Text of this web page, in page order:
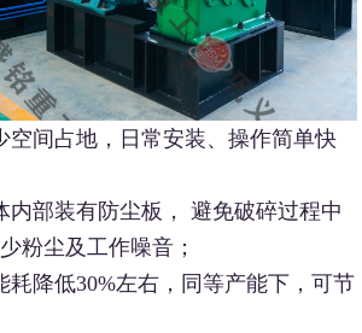
空间占地，日常安装、操作简单快
内部装有防尘板， 避免破碎过程中
粉尘及工作噪音；
耗降低30%左右，同等产能下，可节